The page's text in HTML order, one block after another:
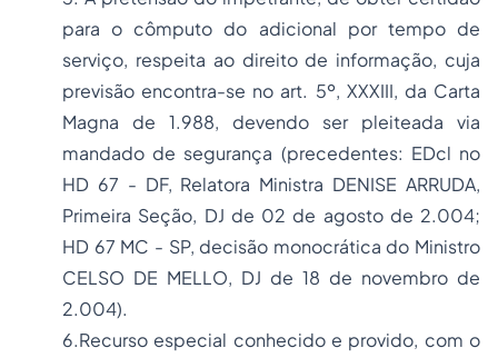
para o cômputo do adicional por tempo de
serviço, respeita ao direito de informação, cuja
previsão encontra-se no art. 5º, XXXIII, da Carta
Magna de 1.988, devendo ser pleiteada via
mandado de segurança (precedentes: EDcl no
HD 67 - DF, Relatora Ministra DENISE ARRUDA,
Primeira Seção, DJ de 02 de agosto de 2.004;
HD 67 MC - SP, decisão monocrática do Ministro
CELSO DE MELLO, DJ de 18 de novembro de
2.004).
6.Recurso especial conhecido e provido, com o